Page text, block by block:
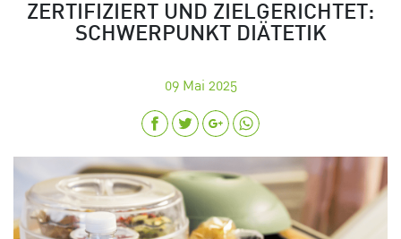
ZERTIFIZIERT UND ZIELGERICHTET:
SCHWERPUNKT DIÄTETIK
09 Mai 2025